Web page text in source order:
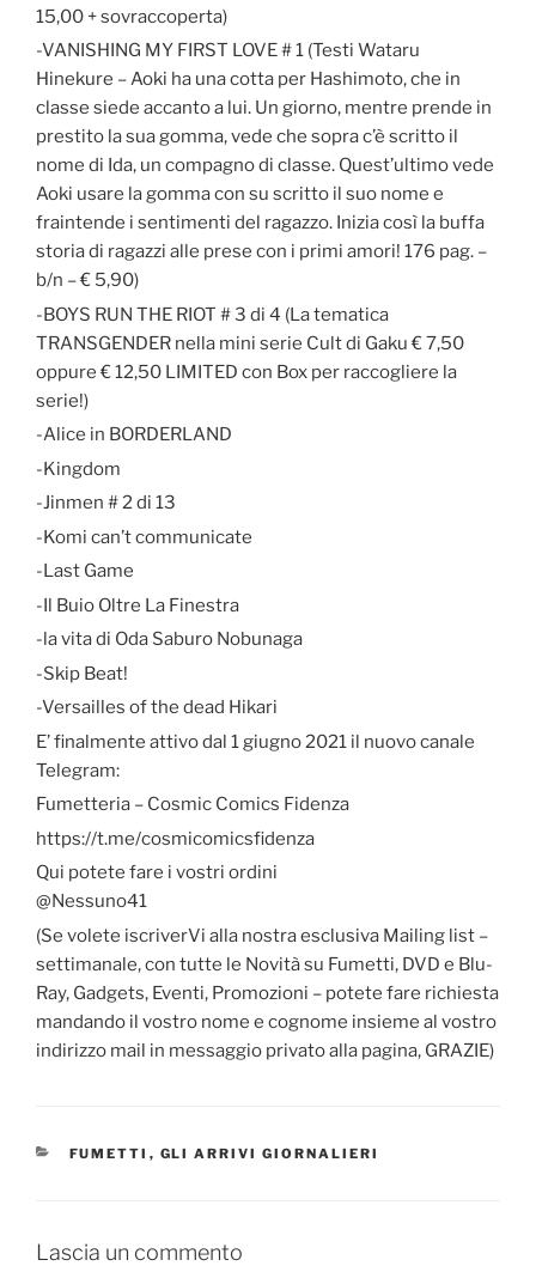
15,00 + sovraccoperta)
-VANISHING MY FIRST LOVE # 1 (Testi Wataru
Hinekure – Aoki ha una cotta per Hashimoto, che in
classe siede accanto a lui. Un giorno, mentre prende in
prestito la sua gomma, vede che sopra c’è scritto il
nome di Ida, un compagno di classe. Quest’ultimo vede
Aoki usare la gomma con su scritto il suo nome e
fraintende i sentimenti del ragazzo. Inizia così la buffa
storia di ragazzi alle prese con i primi amori! 176 pag. –
b/n – € 5,90)
-BOYS RUN THE RIOT # 3 di 4 (La tematica
TRANSGENDER nella mini serie Cult di Gaku € 7,50
oppure € 12,50 LIMITED con Box per raccogliere la
serie!)
-Alice in BORDERLAND
-Kingdom
-Jinmen # 2 di 13
-Komi can’t communicate
-Last Game
-Il Buio Oltre La Finestra
-la vita di Oda Saburo Nobunaga
-Skip Beat!
-Versailles of the dead Hikari
E’ finalmente attivo dal 1 giugno 2021 il nuovo canale
Telegram:
Fumetteria – Cosmic Comics Fidenza
https://t.me/cosmicomicsfidenza
Qui potete fare i vostri ordini
@Nessuno41
(Se volete iscriverVi alla nostra esclusiva Mailing list –
settimanale, con tutte le Novità su Fumetti, DVD e Blu-
Ray, Gadgets, Eventi, Promozioni – potete fare richiesta
mandando il vostro nome e cognome insieme al vostro
indirizzo mail in messaggio privato alla pagina, GRAZIE)
CATEGORIE
FUMETTI , GLI ARRIVI GIORNALIERI
Lascia un commento